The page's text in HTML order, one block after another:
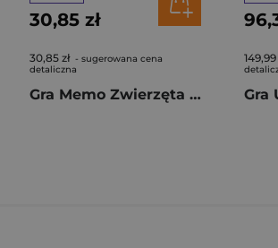
30,85 zł
30,85 zł - sugerowana cena
detaliczna
Gra Memo Zwierzęta Świata
149,99